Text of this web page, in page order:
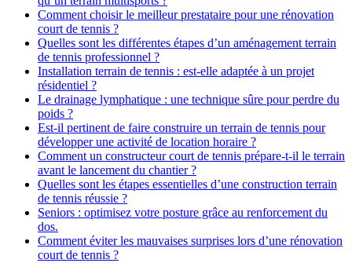
Comment choisir le meilleur prestataire pour une rénovation
court de tennis ?
Quelles sont les différentes étapes d’un aménagement terrain
de tennis professionnel ?
Installation terrain de tennis : est-elle adaptée à un projet
résidentiel ?
Le drainage lymphatique : une technique sûre pour perdre du
poids ?
Est-il pertinent de faire construire un terrain de tennis pour
développer une activité de location horaire ?
Comment un constructeur court de tennis prépare-t-il le terrain
avant le lancement du chantier ?
Quelles sont les étapes essentielles d’une construction terrain
de tennis réussie ?
Seniors : optimisez votre posture grâce au renforcement du
dos.
Comment éviter les mauvaises surprises lors d’une rénovation
court de tennis ?